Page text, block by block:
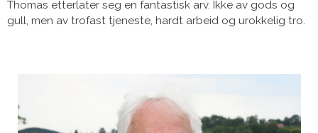
Thomas etterlater seg en fantastisk arv. Ikke av gods og
gull, men av trofast tjeneste, hardt arbeid og urokkelig tro.